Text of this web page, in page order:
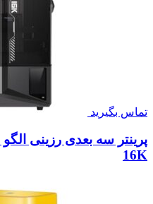
تماس بگیرید
16K